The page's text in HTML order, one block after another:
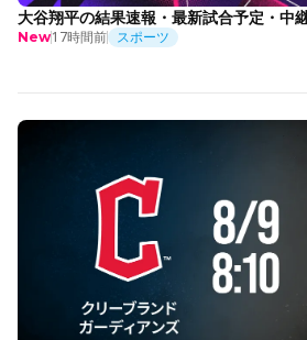
大谷翔平の結果速報・最新試合予定・中
New17時間前 スポーツ